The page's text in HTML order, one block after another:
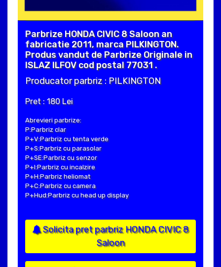
Parbrize HONDA CIVIC 8 Saloon an
fabricatie 2011, marca PILKINGTON.
Produs vandut de Parbrize Originale in
ISLAZ ILFOV cod postal 77031 .
Producator parbriz : PILKINGTON
Pret : 180 Lei
Abrevieri parbrize:
P:Parbriz clar
P+V:Parbriz cu tenta verde
P+S:Parbriz cu parasolar
P+SE:Parbriz cu senzor
P+I:Parbriz cu incalzire
P+H:Parbriz heliomat
P+C:Parbriz cu camera
P+Hud:Parbriz cu head up display
Solicita pret parbriz HONDA CIVIC 8
Saloon